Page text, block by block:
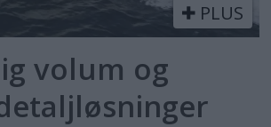
PLUS
volum og